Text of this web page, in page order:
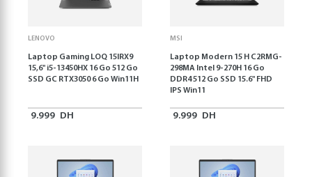
LENOVO
Laptop Gaming LOQ 15IRX9
15,6'' i5-13450HX 16 Go 512 Go
SSD GC RTX3050 6 Go Win11H
9.999 DH
MSI
Laptop Modern 15 H C2RMG-
298MA Intel 9-270H 16 Go
DDR4 512 Go SSD 15.6" FHD
IPS Win11
9.999 DH